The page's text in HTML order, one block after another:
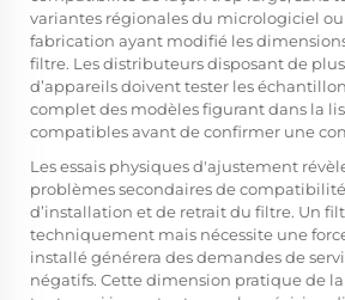
variantes régionales du micrologiciel ou
fabrication ayant modifié les
filtre. Les distributeurs disposant de
d’appareils doivent tester les
complet des modèles figurant dans la
compatibles avant de confirmer une
Les essais physiques d'ajustement
problèmes secondaires de
d’installation et de retrait du filtre. Un
techniquement mais nécessite une
installé générera des demandes de
négatifs. Cette dimension pratique de